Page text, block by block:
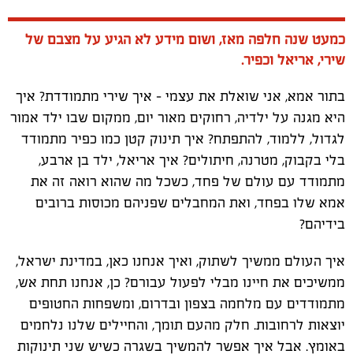
כמעט שנה חלפה מאז, ושום מידע לא הגיע על מצבם של
שירי, אריאל וכפיר.
בתור אמא, אני שואלת את עצמי – איך שירי מתמודדת? איך
היא מגנה על ילדיה, רחוקים מאור יום, ממקום שבו ילד אמור
לגדול, ללמוד, להתפתח? איך תינוק קטן כמו כפיר מתמודד
בלי בקבוק, מטרנה, חיתולים? איך אריאל, ילד בן ארבע,
מתמודד עם עולם של פחד, כשכל מה שהוא רואה זה את
אמא שלו בפחד, ואת המחבלים שפניהם מכוסות ברובים
בידיהם?
איך העולם ממשיך לשתוק, ואיך אנחנו כאן, במדינת ישראל,
ממשיכים את חיינו מבלי לפעול עבורם? כן, אנחנו תחת אש,
מתמודדים עם מלחמה בצפון ובדרום, ומשפחות החטופים
יוצאות לרחובות. חלק מהעם תומך, והחיילים שלנו נלחמים
באומץ. אבל איך אפשר להמשיך בשגרה כשיש שני תינוקות